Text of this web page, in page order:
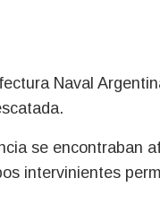
Naval
se encontraban
intervinientes